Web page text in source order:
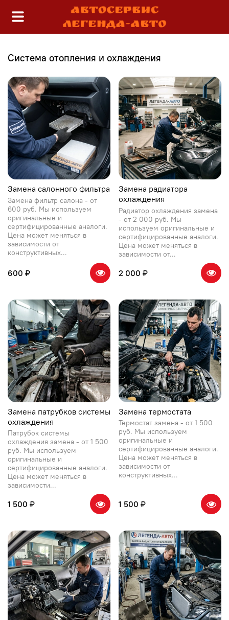
Система отопления и охлаждения
Замена салонного фильтра
Замена фильтр салона - от
600 руб. Мы используем
оригинальные и
сертифицированные аналоги.
Цена может меняться в
зависимости от
конструктивных...
600 ₽
Замена радиатора
охлаждения
Радиатор охлаждения замена
- от 2 000 руб. Мы
используем оригинальные и
сертифицированные аналоги.
Цена может меняться в
зависимости от...
2 000 ₽
Замена патрубков системы
охлаждения
Патрубок системы
охлаждения замена - от 1 500
руб. Мы используем
оригинальные и
сертифицированные аналоги.
Цена может меняться в
зависимости...
1 500 ₽
Замена термостата
Термостат замена - от 1 500
руб. Мы используем
оригинальные и
сертифицированные аналоги.
Цена может меняться в
зависимости от
конструктивных...
1 500 ₽